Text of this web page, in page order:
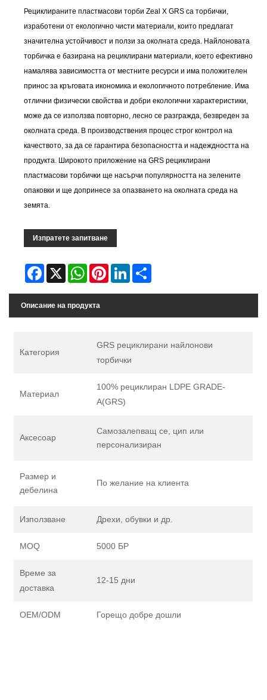
Рециклираните пластмасови торби Zeal X GRS са торбички,
изработени от екологично чисти материали, които предлагат
значителна устойчивост и ползи за околната среда. Найлоновата
торбичка е базирана на рециклирани материали, което ефективно
намалява зависимостта от местните ресурси и има положителен
принос за кръговата икономика и екологичното потребление. Има
отлични физически свойства и добри екологични характеристики,
може да се използва повторно, лесно се разгражда, безвреден за
околната среда. В производствения процес строг контрол на
качеството, за да се гарантира безопасността и надеждността на
продукта. Широкото приложение на GRS рециклирани
пластмасови торбички ще насърчи популярността на зелените
опаковки и ще допринесе за опазването на околната среда на
земята.
Изпратете запитване
Facebook
X WhatsAppPinterestLinkedIn
Описание на продукта
Категория
GRS рециклирани найлонови
торбички
Материал
100% рециклиран LDPE GRADE-
A(GRS)
Аксесоар
Самозалепващ се, цип или
персонализиран
Размер и
дебелина
По желание на клиента
Използване Дрехи, обувки и др.
MOQ 5000 БР
Време за
доставка
12-15 дни
OEM/ODM Горещо добре дошли